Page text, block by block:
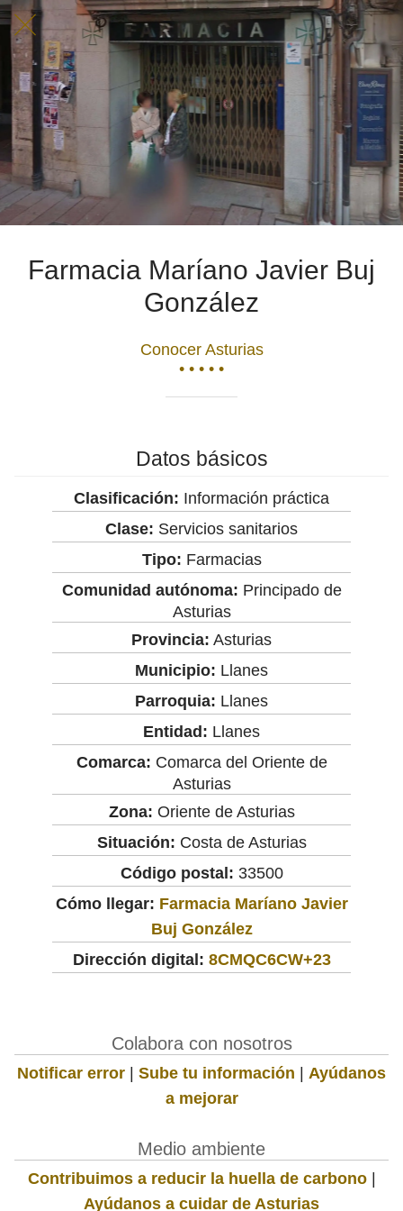
Farmacia Maríano Javier Buj
González
Conocer Asturias
• • • • •
Datos básicos
Clasificación: Información práctica
Clase: Servicios sanitarios
Tipo: Farmacias
Comunidad autónoma: Principado de
Asturias
Provincia: Asturias
Municipio: Llanes
Parroquia: Llanes
Entidad: Llanes
Comarca: Comarca del Oriente de
Asturias
Zona: Oriente de Asturias
Situación: Costa de Asturias
Código postal: 33500
Cómo llegar: Farmacia Maríano Javier
Buj González
Dirección digital: 8CMQC6CW+23
Colabora con nosotros
Notificar error | Sube tu información | Ayúdanos
a mejorar
Medio ambiente
Contribuimos a reducir la huella de carbono|
Ayúdanos a cuidar de Asturias